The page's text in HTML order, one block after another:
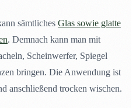
sämtliches Glas sowie glatte
. Demnach kann man mit
Scheinwerfer, Spiegel
bringen. Die Anwendung ist
anschließend trocken wischen.